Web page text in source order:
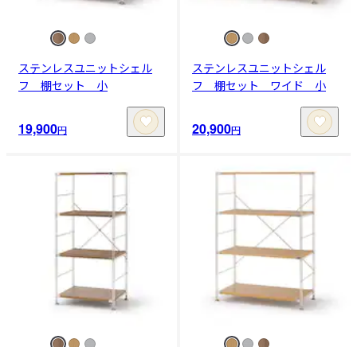
ステンレスユニットシェル
フ 棚セット 小
19,900円
ステンレスユニットシェル
フ 棚セット ワイド 小
20,900円